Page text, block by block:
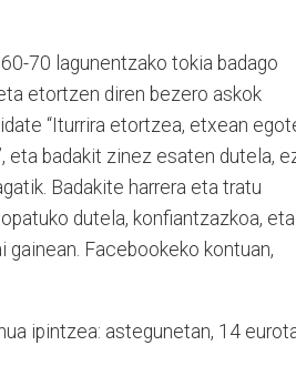
70 lagunentzako tokia badago
etortzen diren bezero askok
“Iturrira etortzea, etxean
eta badakit zinez esaten dutela,
Badakite harrera eta tratu
dutela, konfiantzazkoa, eta
Facebookeko kontuan,
ipintzea: astegunetan, 14